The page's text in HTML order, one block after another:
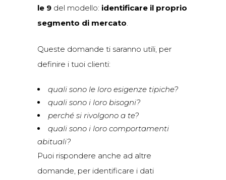
le 9 del modello: identificare il proprio
segmento di mercato.
Queste domande ti saranno utili, per
definire i tuoi clienti:
quali sono le loro esigenze tipiche?
quali sono i loro bisogni?
perché si rivolgono a te?
quali sono i loro comportamenti
abituali?
Puoi rispondere anche ad altre
domande, per identificare i dati